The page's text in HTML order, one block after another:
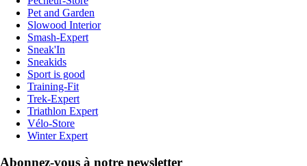
Pet and Garden
Slowood Interior
Smash-Expert
Sneak'In
Sneakids
Sport is good
Training-Fit
Trek-Expert
Triathlon Expert
Vélo-Store
Winter Expert
Abonnez-vous à notre newsletter